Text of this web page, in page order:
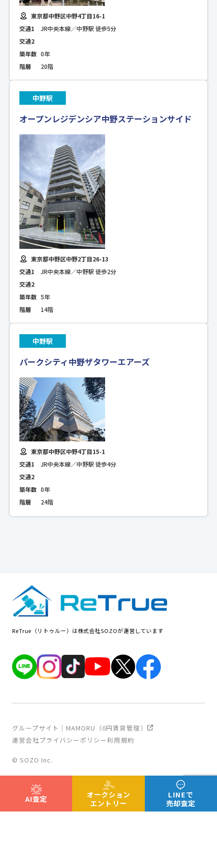
東京都中野区中野4丁目16-1
交通1
JR中央本線／中野駅 徒歩5分
交通2
築年数 0年
階層
20階
中野駅
オープンレジデンシア中野ステーションサイド
東京都中野区中野2丁目26-13
交通1
JR中央本線／中野駅 徒歩2分
交通2
築年数 5年
階層
14階
中野駅
パークシティ中野ザタワーエアーズ
東京都中野区中野4丁目15-1
交通1
JR中央本線／中野駅 徒歩4分
交通2
築年数 0年
階層
24階
AI査定
オークション
エントリー
LINEで
売却査定
ReTrue（リトゥルー）は株式会社SOZOが運営しています
運営会社プライバシーポリシー利用規約
グループサイト｜MAMORU（0円賃貸管理）
© SOZO Inc.